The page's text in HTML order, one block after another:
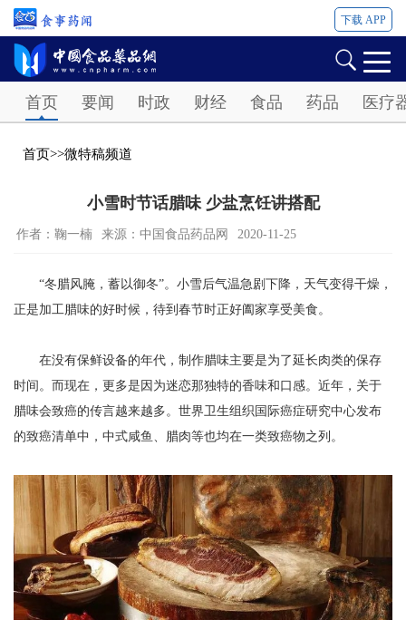
下载 APP
首页 要闻 时政 财经 食品 药品 医疗
首页>>微特稿频道
小雪时节话腊味 少盐烹饪讲搭配
作者：鞠一楠 来源：中国食品药品网 2020-11-25
“冬腊风腌，蓄以御冬”。小雪后气温急剧下降，天气变得干燥，
正是加工腊味的好时候，待到春节时正好阖家享受美食。
在没有保鲜设备的年代，制作腊味主要是为了延长肉类的保存
时间。而现在，更多是因为迷恋那独特的香味和口感。近年，关于
腊味会致癌的传言越来越多。世界卫生组织国际癌症研究中心发布
的致癌清单中，中式咸鱼、腊肉等也均在一类致癌物之列。